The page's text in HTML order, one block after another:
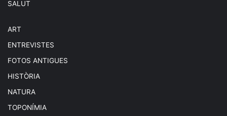
SALUT
ART
ENTREVISTES
FOTOS ANTIGUES
HISTÒRIA
NATURA
TOPONÍMIA